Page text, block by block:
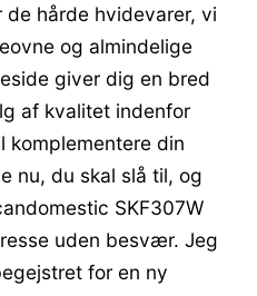
de hårde hvidevarer, vi
og almindelige
giver dig en bred
af kvalitet indenfor
komplementere din
nu, du skal slå til, og
SKF307W
uden besvær. Jeg
for en ny